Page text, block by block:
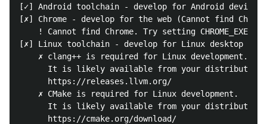
[✓] Android toolchain - develop for Android devices
[✗] Chrome - develop for the web (Cannot find
! Cannot find Chrome. Try setting
[✗] Linux toolchain - develop for Linux desktop
    ✗ clang++ is required for Linux development.
It is likely available from your
      https://releases.llvm.org/
    ✗ CMake is required for Linux development.
It is likely available from your
      https://cmake.org/download/